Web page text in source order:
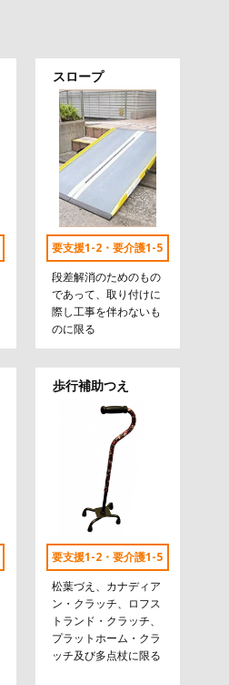
スロープ
要支援1-2・要介護1-5
段差解消のためのもの
であって、取り付けに
際し工事を伴わないも
のに限る
歩行補助つえ
要支援1-2・要介護1-5
松葉づえ、カナディア
ン・クラッチ、ロフス
トランド・クラッチ、
プラットホーム・クラ
ッチ及び多点杖に限る